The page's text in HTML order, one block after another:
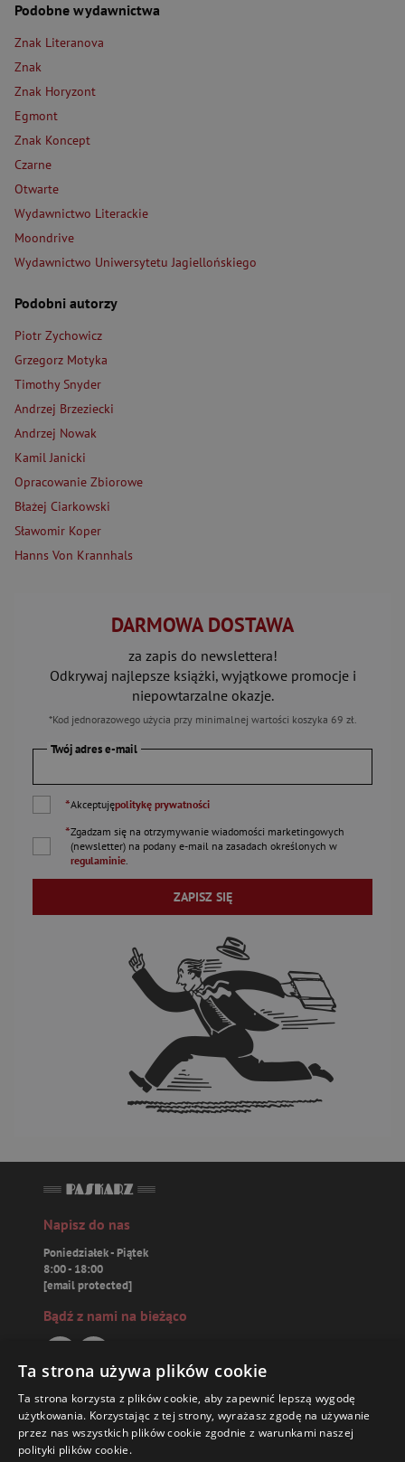
Podobne wydawnictwa
Znak Literanova
Znak
Znak Horyzont
Egmont
Znak Koncept
Czarne
Otwarte
Wydawnictwo Literackie
Moondrive
Wydawnictwo Uniwersytetu Jagiellońskiego
Podobni autorzy
Piotr Zychowicz
Grzegorz Motyka
Timothy Snyder
Andrzej Brzeziecki
Andrzej Nowak
Kamil Janicki
Opracowanie Zbiorowe
Błażej Ciarkowski
Sławomir Koper
Hanns Von Krannhals
DARMOWA DOSTAWA
za zapis do newslettera!
Odkrywaj najlepsze książki, wyjątkowe promocje i
niepowtarzalne okazje.
*Kod jednorazowego użycia przy minimalnej wartości koszyka 69 zł.
Twój adres e-mail
*Akceptujępolitykę prywatności
*Zgadzam się na otrzymywanie wiadomości marketingowych
(newsletter) na podany e-mail na zasadach określonych w
regulaminie.
ZAPISZ SIĘ
Napisz do nas
Poniedziałek - Piątek
8:00 - 18:00
[email protected]
Bądź z nami na bieżąco
Paskarz.pl
Zamówienia
Ta strona używa plików cookie
Ta strona korzysta z plików cookie, aby zapewnić lepszą wygodę
użytkowania. Korzystając z tej strony, wyrażasz zgodę na używanie
przez nas wszystkich plików cookie zgodnie z warunkami naszej
polityki plików cookie.